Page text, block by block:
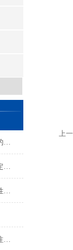
试验机传感器：力学性能测试的核心组件解析
试验机传感器：选型要点、稳定性及分类详解
标准测力计如何保障产品力学性能？
使用和维护标准测力计时需要注意以下要求
上